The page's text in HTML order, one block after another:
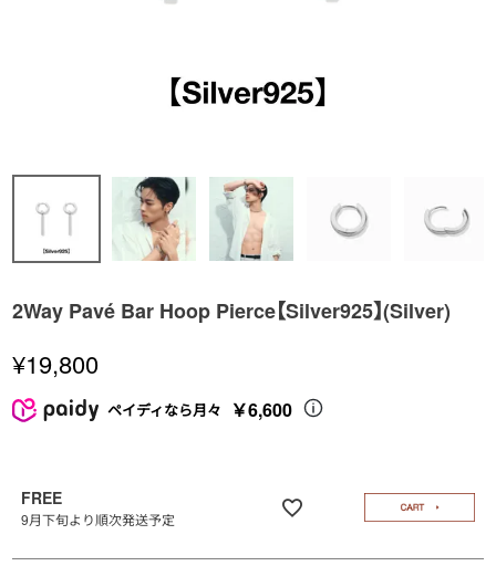
2Way Pavé Bar Hoop Pierce【Silver925】(Silver)
¥19,800
ペイディなら月々 ￥6,600
FREE
9月下旬より順次発送予定